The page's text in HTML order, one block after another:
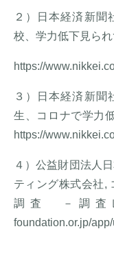
２）日本経済新聞
校、学力低下見ら
https://
３）日本経済新聞
生、コロナで学力
https://
４）公益財団法人
ティング株式会社,
調査 －調査レ
foundation.or.jp/